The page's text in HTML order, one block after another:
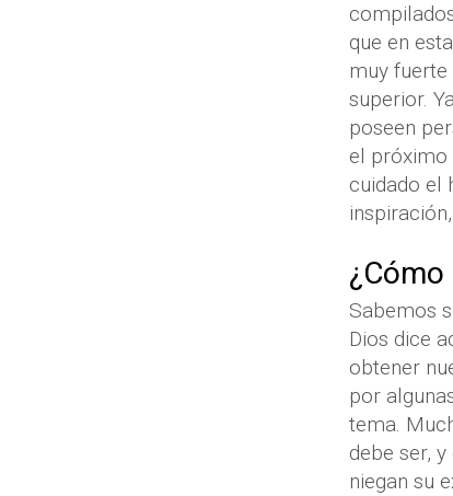
que en
muy
superior.
poseen
el próximo
cuidado el
¿Cómo
Sabemos
Dios dice
obtener
por
tema.
debe ser,
niegan su